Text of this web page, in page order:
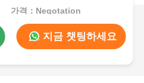
가격：Negotation
지금 챗팅하세요